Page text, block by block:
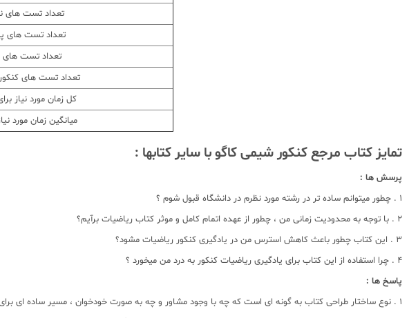
تعداد تست های
تعداد تست های
تعداد تست های
تعداد تست های
کل زمان مورد نیاز
میانگین زمان مورد
تمایز کتاب مرجع کنکور شیمی کاگو با سایر کتابها :
پرسش ها :
1 . چطور میتوانم ساده تر در رشته مورد نظرم در دانشگاه قبول شوم ؟
2 . با توجه به محدودیت زمانی من ، چطور از عهده اتمام کامل و موثر کتاب ریاضیات برآیم؟
3 . این کتاب چطور باعث کاهش استرس من در یادگیری کنکور ریاضیات مشود؟
4 . چرا استفاده از این کتاب برای یادگیری ریاضیات کنکور به درد من میخورد ؟
پاسخ ها :
1 . نوع ساختار طراحی کتاب به گونه ای است که چه با وجود مشاور و چه به صورت خودخوان ، مسیر ساده ای برای یادگیری هموار میسازد. با مراجعه به راهنمای استفاده از کتاب میتوانید از نحوه کارکرد این ساختار آگاه شوید.